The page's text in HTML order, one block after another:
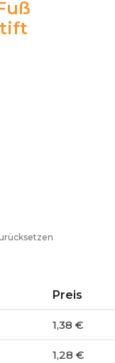
Preis
1,38 €
1,28 €